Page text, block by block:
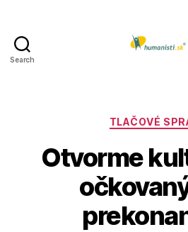
Search
TLAČOVÉ
Otvorme